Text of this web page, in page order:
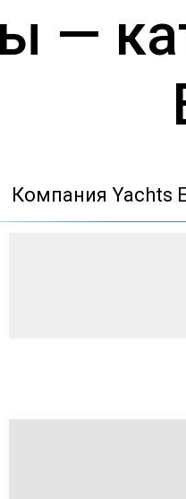
—
Компания Yachts